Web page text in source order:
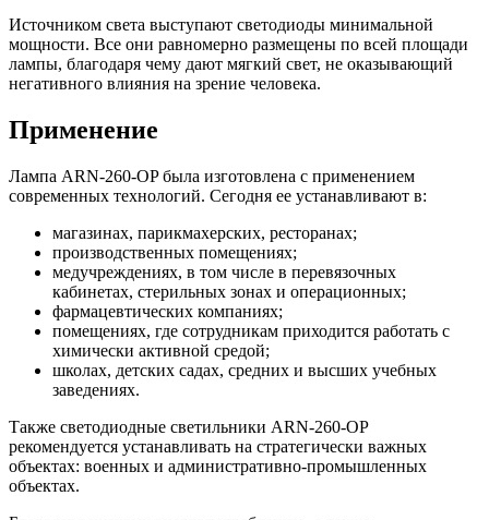
Источником света выступают светодиоды минимальной
мощности. Все они равномерно размещены по всей площади
лампы, благодаря чему дают мягкий свет, не оказывающий
негативного влияния на зрение человека.
Применение
Лампа ARN-260-OP была изготовлена с применением
современных технологий. Сегодня ее устанавливают в:
магазинах, парикмахерских, ресторанах;
производственных помещениях;
медучреждениях, в том числе в перевязочных
кабинетах, стерильных зонах и операционных;
фармацевтических компаниях;
помещениях, где сотрудникам приходится работать с
химически активной средой;
школах, детских садах, средних и высших учебных
заведениях.
Также светодиодные светильники ARN-260-OP
рекомендуется устанавливать на стратегически важных
объектах: военных и административно-промышленных
объектах.